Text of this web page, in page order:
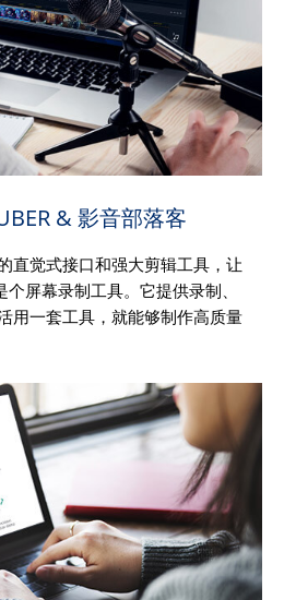
& 影音部落客
直觉式接口和强大剪辑工具，让
屏幕录制工具。它提供录制、
用一套工具，就能够制作高质量